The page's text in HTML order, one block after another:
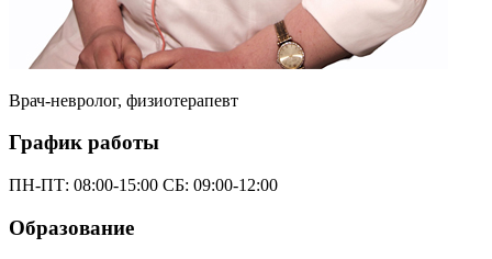
Врач-невролог, физиотерапевт
График работы
ПН-ПТ: 08:00-15:00 CБ: 09:00-12:00
Образование